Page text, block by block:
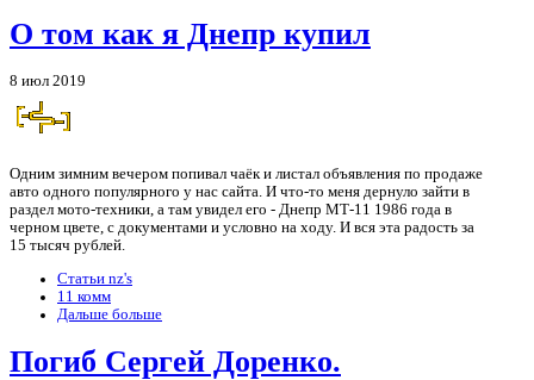
О том как я Днепр купил
8 июл 2019
Одним зимним вечером попивал чаёк и листал объявления по продаже
авто одного популярного у нас сайта. И что-то меня дернуло зайти в
раздел мото-техники, а там увидел его - Днепр МТ-11 1986 года в
черном цвете, с документами и условно на ходу. И вся эта радость за
15 тысяч рублей.
Статьи nz's
11 комм
Дальше больше
Погиб Сергей Доренко.